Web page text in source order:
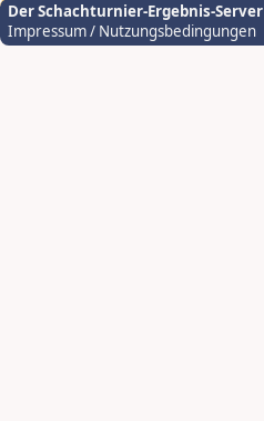
Der Schachturnier-Ergebnis-Server
Impressum / Nutzungsbedingungen